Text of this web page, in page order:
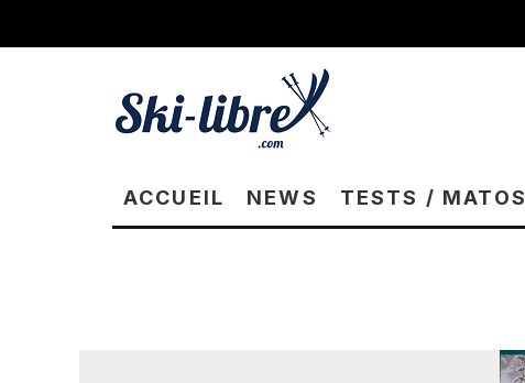
ACCUEIL NEWS TESTS / MATOS